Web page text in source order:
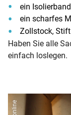
ein
ein scharfes
Zollstock, Stift
Haben Sie alle
einfach loslegen.